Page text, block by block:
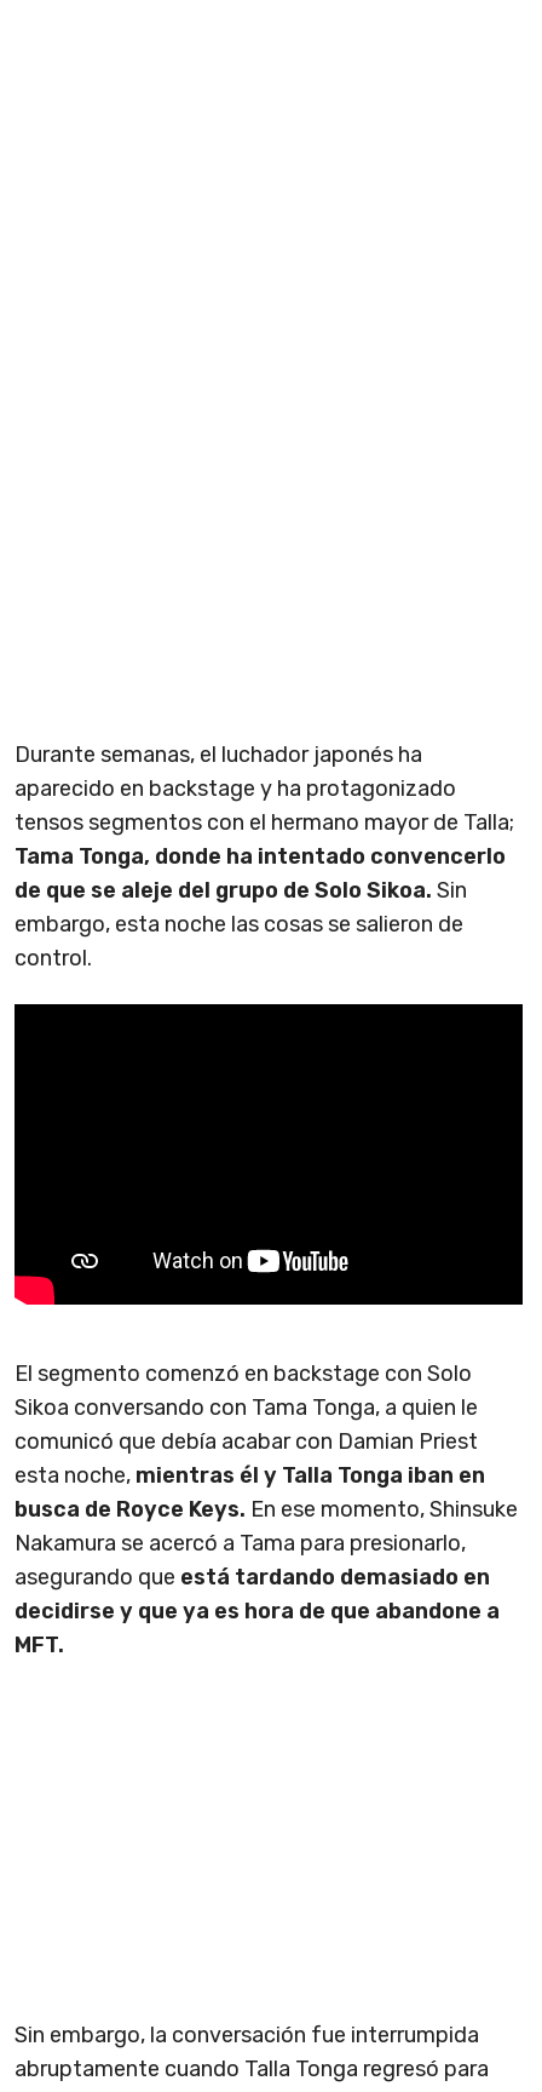
Durante semanas, el luchador japonés ha
aparecido en backstage y ha protagonizado
tensos segmentos con el hermano mayor de Talla;
Tama Tonga, donde ha intentado convencerlo
de que se aleje del grupo de Solo Sikoa. Sin
embargo, esta noche las cosas se salieron de
control.
El segmento comenzó en backstage con Solo
Sikoa conversando con Tama Tonga, a quien le
comunicó que debía acabar con Damian Priest
esta noche, mientras él y Talla Tonga iban en
busca de Royce Keys. En ese momento, Shinsuke
Nakamura se acercó a Tama para presionarlo,
asegurando que está tardando demasiado en
decidirse y que ya es hora de que abandone a
MFT.
Sin embargo, la conversación fue interrumpida
abruptamente cuando Talla Tonga regresó para